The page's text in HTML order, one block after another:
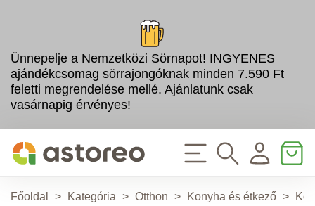
Ünnepelje a Nemzetközi Sörnapot! INGYENES
ajándékcsomag sörrajongóknak minden 7.590 Ft
feletti megrendelése mellé. Ajánlatunk csak
vasárnapig érvényes!
Főoldal > Kategória > Otthon > Konyha és étkező >